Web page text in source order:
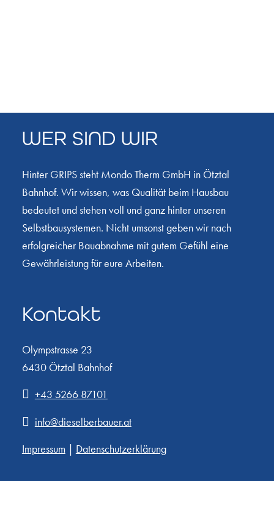
WER SIND WIR
Hinter GRIPS steht Mondo Therm GmbH in Ötztal
Bahnhof. Wir wissen, was Qualität beim Hausbau
bedeutet und stehen voll und ganz hinter unseren
Selbstbausystemen. Nicht umsonst geben wir nach
erfolgreicher Bauabnahme mit gutem Gefühl eine
Gewährleistung für eure Arbeiten.
Kontakt
Olympstrasse 23
6430 Ötztal Bahnhof
+43 5266 87101
info@dieselberbauer.at
Impressum | Datenschutzerklärung